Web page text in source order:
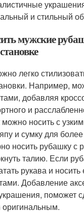
и стильный
мужские
легко
Например,
добавляя
и
носить с
и сумку для более
носить рубашку с
талию. Если
рукава и носить
Добавление
поможет